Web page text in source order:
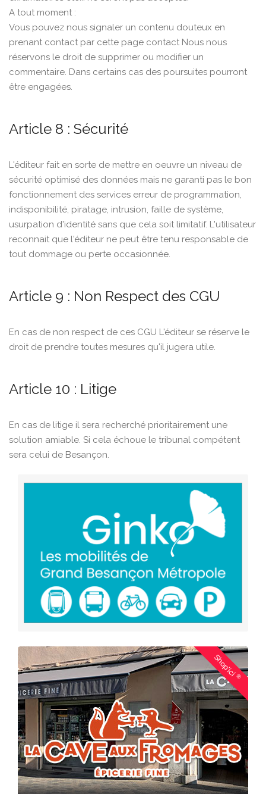
A tout moment :
Vous pouvez nous signaler un contenu douteux en
prenant contact par cette page contact Nous nous
réservons le droit de supprimer ou modifier un
commentaire. Dans certains cas des poursuites pourront
être engagées.
Article 8 : Sécurité
L'éditeur fait en sorte de mettre en oeuvre un niveau de
sécurité optimisé des données mais ne garanti pas le bon
fonctionnement des services erreur de programmation,
indisponibilité, piratage, intrusion, faille de système,
usurpation d'identité sans que cela soit limitatif. L'utilisateur
reconnait que l'éditeur ne peut être tenu responsable de
tout dommage ou perte occasionnée.
Article 9 : Non Respect des CGU
En cas de non respect de ces CGU L'éditeur se réserve le
droit de prendre toutes mesures qu'il jugera utile.
Article 10 : Litige
En cas de litige il sera recherché prioritairement une
solution amiable. Si cela échoue le tribunal compétent
sera celui de Besançon.
Shop'ici®